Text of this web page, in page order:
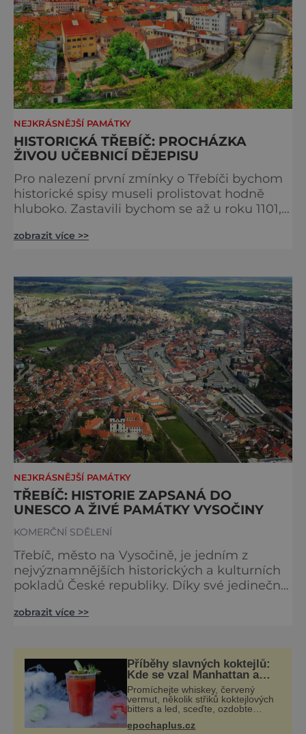
NEJKRÁSNĚJŠÍ PAMÁTKY
HISTORICKÁ TŘEBÍČ: PROCHÁZKA
ŽIVOU UČEBNICÍ DĚJEPISU
Pro nalezení první zmínky o Třebíči bychom
historické spisy museli prolistovat hodně
hluboko. Zastavili bychom se až u roku 1101,
tomto místě založila benediktinský klášter. A
například bazilika svatého Prokopa, a v roce
1335 konečně přišlo panovnické povolení
opevnit sídl
zobrazit více >>
NEJKRÁSNĚJŠÍ PAMÁTKY
TŘEBÍČ: HISTORIE ZAPSANÁ DO
UNESCO A ŽIVÉ PAMÁTKY VYSOČINY
KOMERČNÍ SDĚLENÍ
Třebíč, město na Vysočině, je jedním z
nejvýznamnějších historických a kulturních
pokladů České republiky. Díky své jedinečné
gotické i barokní prvky, a především díky své
na seznam světového dědictví UNESCO.
Město, které spojuje stopy dávné minulosti s
živým současným děním
zobrazit více >>
Příběhy slavných koktejlů:
Kde se vzal Manhattan a
Bloody Mary?
Promíchejte whiskey, červený
vermut, několik střiků koktejlových
bitters a led, sceďte, ozdobte
Manhattan je tu! A pokud to má být
epochaplus.cz